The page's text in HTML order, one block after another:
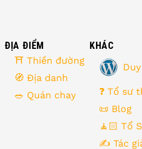
ĐỊA ĐIỂM
⛩ Thiền đường
🧭 Địa danh
🥗 Quán chay
KHÁC
❓ Tổ sư
📜 Blog
🧘🏻 Tổ
✍️ Tác